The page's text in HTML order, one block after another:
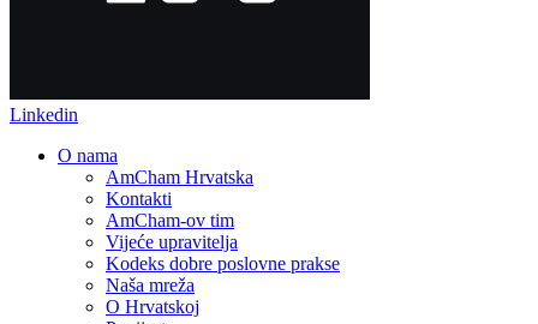
Linkedin
O nama
AmCham Hrvatska
Kontakti
AmCham-ov tim
Vijeće upravitelja
Kodeks dobre poslovne prakse
Naša mreža
O Hrvatskoj